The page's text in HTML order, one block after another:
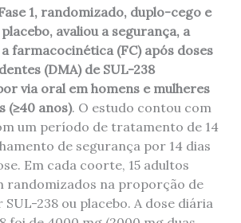
1, randomizado, duplo-cego e
avaliou a segurança, a
farmacocinética (FC) após doses
(DMA) de SUL-238
via oral em homens e mulheres
​​(≥40 anos). O estudo contou com
um período de tratamento de 14
de segurança por 14 dias
Em cada coorte, 15 adultos
randomizados na proporção de
SUL-238 ou placebo. A dose diária